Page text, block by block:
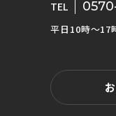
TEL
平日10時〜17